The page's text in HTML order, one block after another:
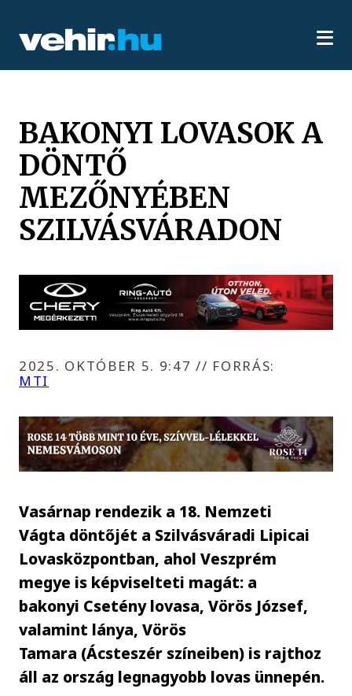
BAKONYI LOVASOK A
DÖNTŐ
MEZŐNYÉBEN
SZILVÁSVÁRADON
2025. OKTÓBER 5. 9:47// FORRÁS:
MTI
Vasárnap rendezik a 18. Nemzeti
Vágta döntőjét a Szilvásváradi Lipicai
Lovasközpontban, ahol Veszprém
megye is képviselteti magát: a
bakonyi Csetény lovasa, Vörös József,
valamint lánya, Vörös
Tamara (Ácsteszér színeiben) is rajthoz
áll az ország legnagyobb lovas ünnepén.